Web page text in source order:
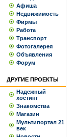
Афиша
Недвижимость
Фирмы
Работа
Транспорт
Фотогалерея
Объявления
Форум
ДРУГИЕ ПРОЕКТЫ
Надежный
хостинг
Знакомства
Магазин
Мультипортал 21
век